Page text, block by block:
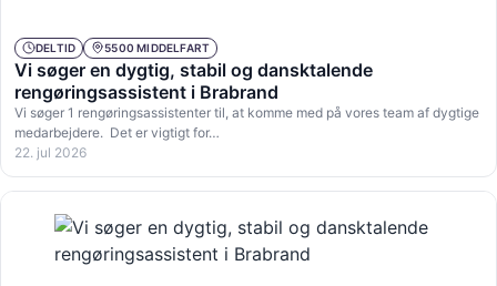
DELTID 5500 MIDDELFART
Vi søger en dygtig, stabil og dansktalende
rengøringsassistent i Brabrand
Vi søger 1 rengøringsassistenter til, at komme med på vores team af dygtige
medarbejdere. Det er vigtigt for…
22. jul 2026